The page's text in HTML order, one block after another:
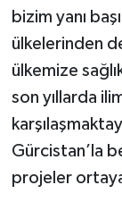
bizim yanı
ülkelerinden
ülkemize
son yıllarda
Gürcistan’la
projeler